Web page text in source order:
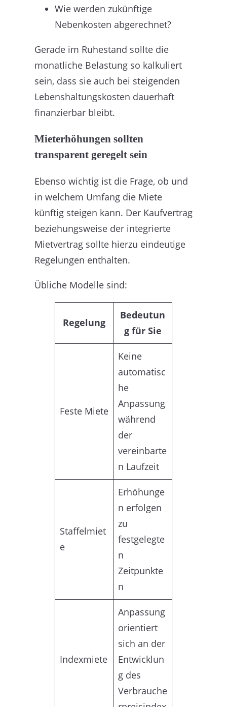
Wie werden zukünftige
Nebenkosten abgerechnet?
Gerade im Ruhestand sollte die
monatliche Belastung so kalkuliert
sein, dass sie auch bei steigenden
Lebenshaltungskosten dauerhaft
finanzierbar bleibt.
Mieterhöhungen sollten
transparent geregelt sein
Ebenso wichtig ist die Frage, ob und
in welchem Umfang die Miete
künftig steigen kann. Der Kaufvertrag
beziehungsweise der integrierte
Mietvertrag sollte hierzu eindeutige
Regelungen enthalten.
Übliche Modelle sind:
Regelung
Bedeutun
g für Sie
Feste Miete
Keine
automatisc
he
Anpassung
während
der
vereinbarte
n Laufzeit
Staffelmiet
e
Erhöhunge
n erfolgen
zu
festgelegte
n
Zeitpunkte
n
Indexmiete
Anpassung
orientiert
sich an der
Entwicklun
g des
Verbrauche